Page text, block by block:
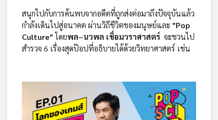
กิจกรรม
สนุกไปกับการค้นพบจากอดีตที่ถูกส่งต่อมาถึงปัจจุบันแล้ว
กำลังเดินไปสู่อนาคต ผ่านวิถีชีวิตของมนุษย์และ "Pop
Culture" โดยพล–นวพล เชื่อมวราศาสตร์ จะชวนไป
สำรวจ 6 เรื่องสุดป๊อปที่อธิบายได้ด้วยวิทยาศาสตร์ เช่น